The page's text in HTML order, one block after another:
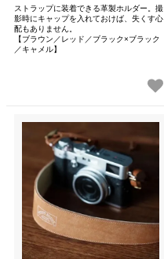
ストラップに装着できる革製ホルダー。撮
影時にキャップを入れておけば、失くす心
配もありません。
【ブラウン／レッド／ブラック×ブラック
／キャメル】